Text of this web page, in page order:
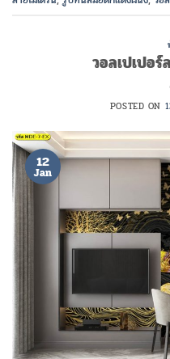
วอลเปเปอ
POSTED ON
12
Jan